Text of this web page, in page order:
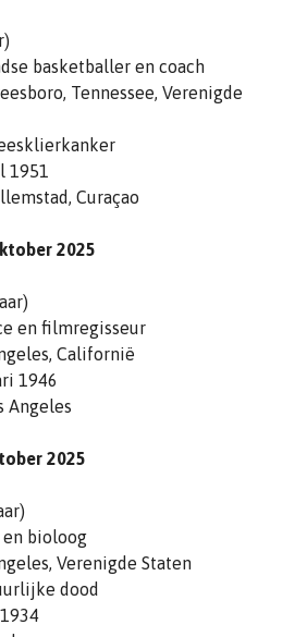
basketballer en coach
Tennessee, Verenigde
1951
Curaçao
2025
en filmregisseur
Californië
1946
Angeles
2025
bioloog
Verenigde Staten
dood